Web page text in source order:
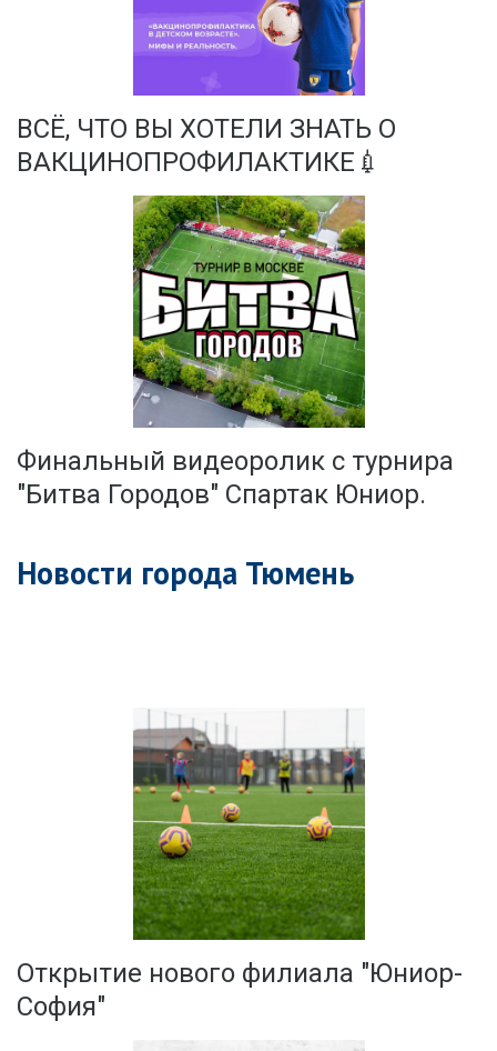
ВСЁ, ЧТО ВЫ ХОТЕЛИ ЗНАТЬ О
ВАКЦИНОПРОФИЛАКТИКЕ💉
Финальный видеоролик с турнира
"Битва Городов" Спартак Юниор.
Новости города Тюмень
Открытие нового филиала "Юниор-
София"